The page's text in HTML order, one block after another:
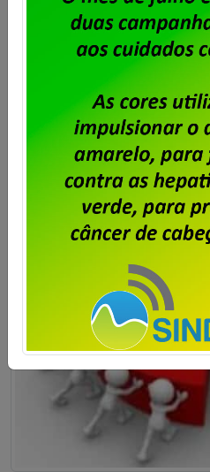
trabalhadores e
cobrada a Contribuição
conforme aprovado em
previsto é de 50% de um
do trabalhador, conforme a
Contribuição Para Custeio
Saiba mais